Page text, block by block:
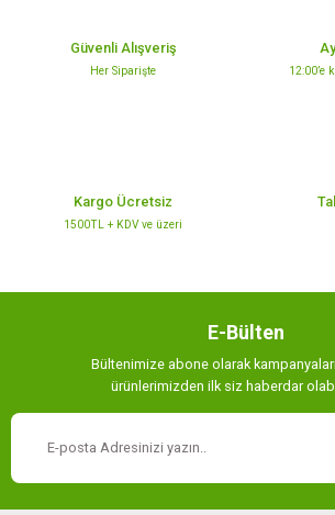
Ürün bilgilerinde hatalar bulunuyor.
Güvenli Alışveriş
Her Siparişte 12:00’e
Kargo Ücretsiz
1500TL + KDV ve üzeri
E-Bülten
Bültenimize abone olarak
ürünlerimizden ilk siz haberdar